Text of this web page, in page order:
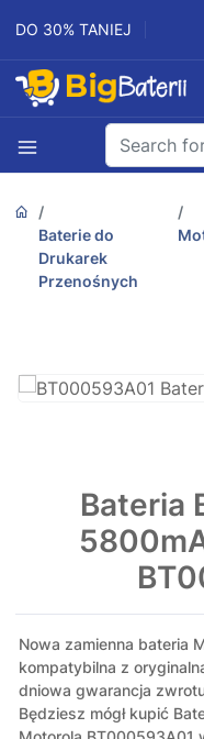
DO 30% TANIEJ
Baterie do
Drukarek
Przenośnych
Bateria
Nowa zamienna bateria
kompatybilna z
dniowa gwarancja
Będziesz mógł kupić